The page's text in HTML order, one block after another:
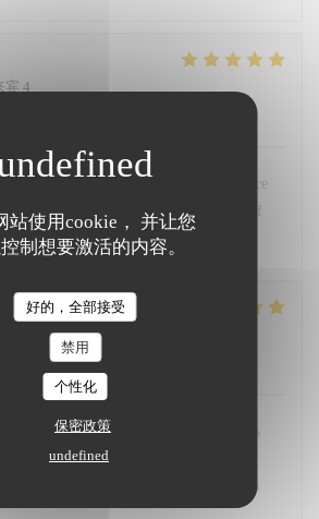
站使用cookie， 并让您
制想要激活的内容。
好的，全部接受
禁用
个性化
保密政策
undefined
宾 4
Belle association des saveurs. Service
Belle carte des vins. Le tout à un tarif
à l’équipe.
/5 质价比
service agréable et souriant. Les plats
bon . Les tables étant parfaitement
permet une soirée à discuter entre amis